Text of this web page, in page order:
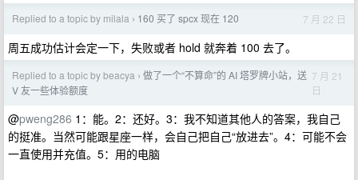
Replied to a topic by milala › 160 买了 spcx 现在 120 7 月 22 日
周五成功估计会定一下，失败或者 hold 就奔着 100 去了。
Replied to a topic by beacya › 做了一个“不算命”的 AI 塔罗牌小站，送
V 友一些体验额度
7 月 21
日
@pweng286 1：能。2：还好。3：我不知道其他人的答案，我自己
的挺准。当然可能跟星座一样，会自己把自己“放进去”。4：可能不会
一直使用并充值。5：用的电脑